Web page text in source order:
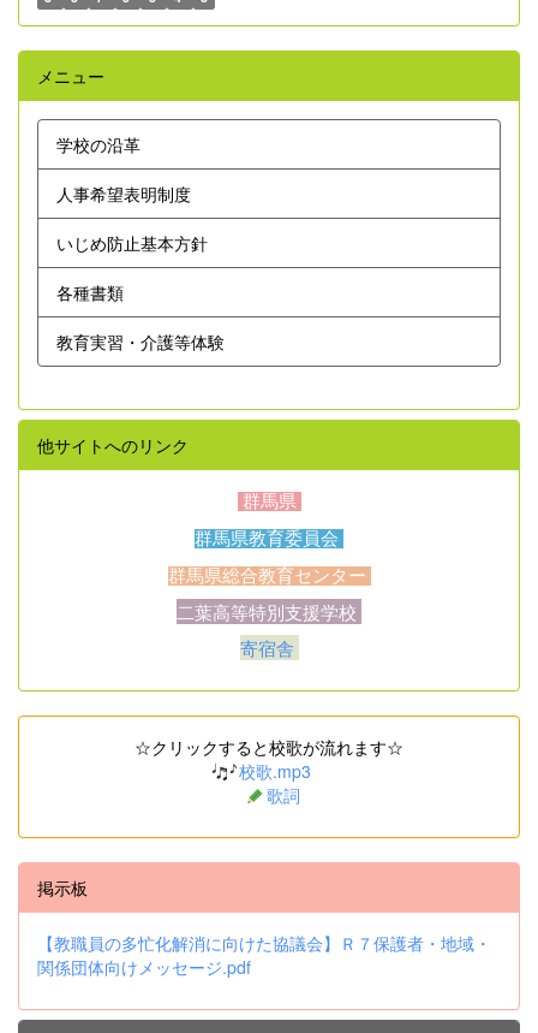
メニュー
学校の沿革
人事希望表明制度
いじめ防止基本方針
各種書類
教育実習・介護等体験
他サイトへのリンク
群馬県
群馬県教育委員会
群馬県総合教育センター
二葉高等特別支援学校
寄宿舎
☆クリックすると校歌が流れます☆
校歌.mp3
歌詞
掲示板
【教職員の多忙化解消に向けた協議会】Ｒ７保護者・地域・
関係団体向けメッセージ.pdf